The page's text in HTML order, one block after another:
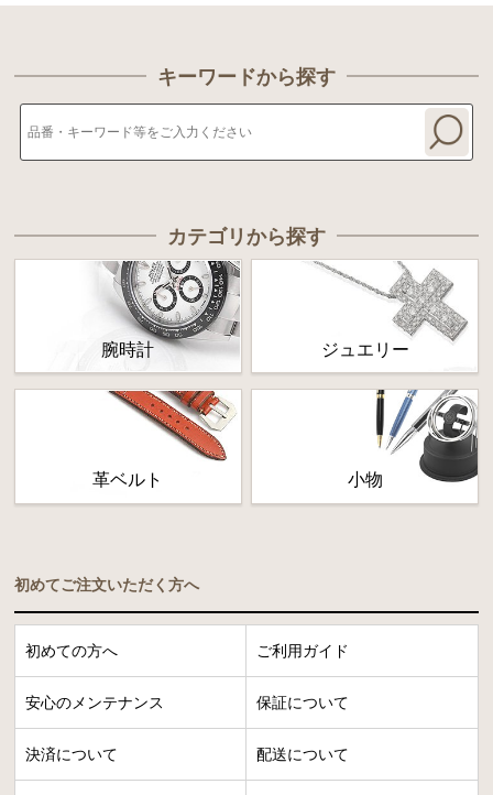
キーワードから探す
カテゴリから探す
腕時計 ジュエリー
革ベルト 小物
初めてご注文いただく方へ
初めての方へ ご利用ガイド
安心のメンテナンス 保証について
決済について 配送について